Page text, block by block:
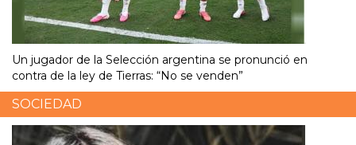
Un jugador de la Selección argentina se pronunció en
contra de la ley de Tierras: “No se venden”
SOCIEDAD